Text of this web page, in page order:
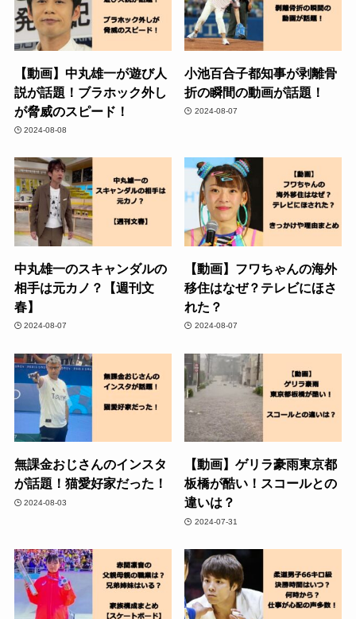
【動画】中丸雄一が遊び人
説が話題！ブラホック外し
が脅威のスピード！
2024-08-08
小池百合子都知事が剥離骨
折の瞬間の動画が話題！
2024-08-07
中丸雄一のスキャンダルの
相手は元カノ？【週刊文
春】
2024-08-07
【動画】フワちゃんの海外
移住はなぜ？テレビにほさ
れた？
2024-08-07
無課金おじさんのインスタ
が話題！猫愛好家だった！
2024-08-03
【動画】ゲリラ豪雨東京都
板橋が酷い！スコールとの
違いは？
2024-07-31